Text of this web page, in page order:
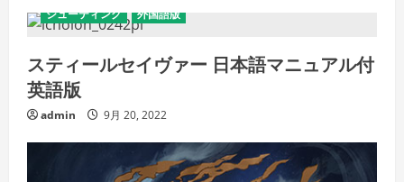
シューティング
外国語版
スティールセイヴァー 日本語マニュアル付
英語版
admin 9月 20, 2022